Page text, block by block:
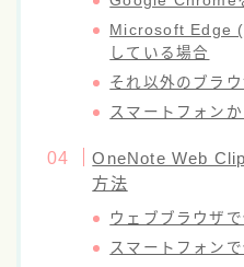
Microsoft Edge
している場合
それ以外のブラ
スマートフォン
OneNote Web
方法
ウェブブラウザ
スマートフォン